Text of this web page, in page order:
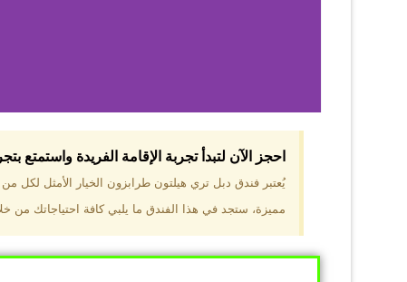
والجبال
احجز الآن لتبدأ تجربة الإقامة الفريدة
يُعتبر فندق دبل تري هيلتون طرابزون الخيار الأمثل
مميزة، ستجد في هذا الفندق ما يلبي كافة احتياجاتك من